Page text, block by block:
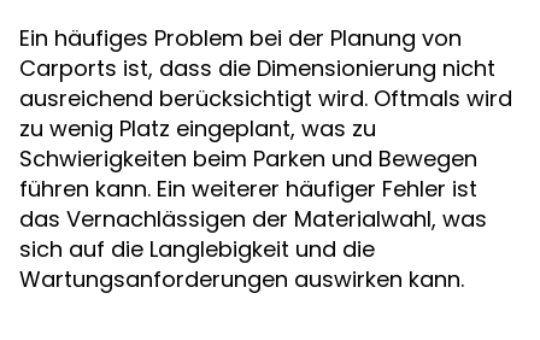
Ein häufiges Problem bei der Planung von
Carports ist, dass die Dimensionierung nicht
ausreichend berücksichtigt wird. Oftmals wird
zu wenig Platz eingeplant, was zu
Schwierigkeiten beim Parken und Bewegen
führen kann. Ein weiterer häufiger Fehler ist
das Vernachlässigen der Materialwahl, was
sich auf die Langlebigkeit und die
Wartungsanforderungen auswirken kann.